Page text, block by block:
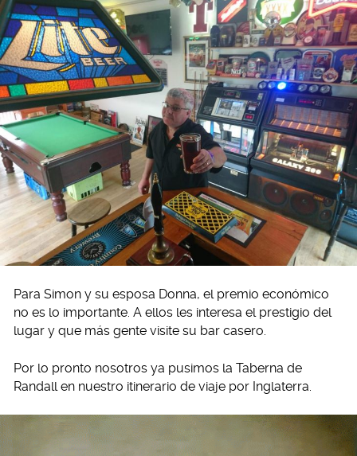
Para Simon y su esposa Donna, el premio económico
no es lo importante. A ellos les interesa el prestigio del
lugar y que más gente visite su bar casero.
Por lo pronto nosotros ya pusimos la Taberna de
Randall en nuestro itinerario de viaje por Inglaterra.